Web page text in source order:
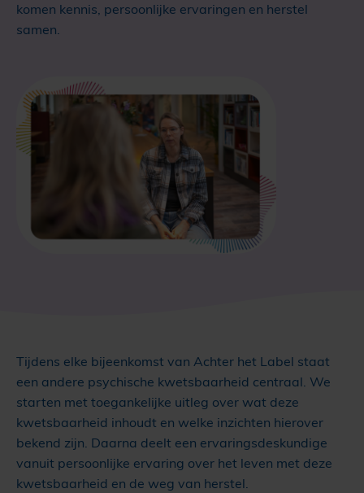
komen kennis, persoonlijke ervaringen en herstel
samen.
Tijdens elke bijeenkomst van Achter het Label staat
een andere psychische kwetsbaarheid centraal. We
starten met toegankelijke uitleg over wat deze
kwetsbaarheid inhoudt en welke inzichten hierover
bekend zijn. Daarna deelt een ervaringsdeskundige
vanuit persoonlijke ervaring over het leven met deze
kwetsbaarheid en de weg van herstel.